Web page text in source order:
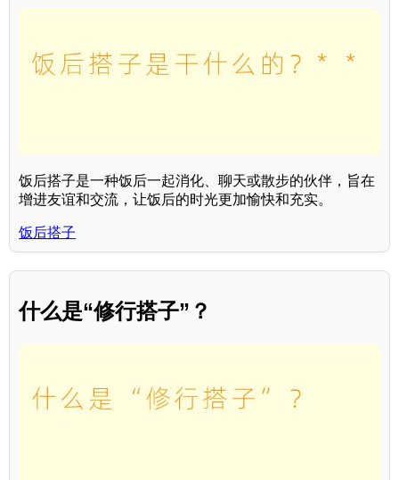
饭后搭子是一种饭后一起消化、聊天或散步的伙伴，旨在
增进友谊和交流，让饭后的时光更加愉快和充实。
饭后搭子
什么是“修行搭子”？